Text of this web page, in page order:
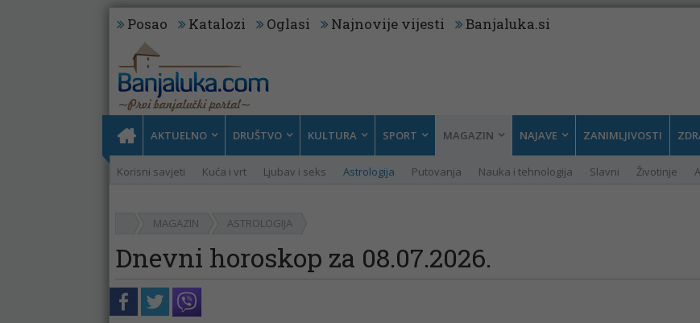
Posao Katalozi Oglasi Najnovije vijesti Banjaluka.si
AKTUELNO DRUŠTVO KULTURA SPORT MAGAZIN
Korisni savjeti Kuća i vrt Ljubav i seks Astrologija Putovanja Nauka i tehnologija Slavni Životinje
NAJAVE ZANIMLJIVOSTI
MAGAZIN ASTROLOGIJA
Dnevni horoskop za 08.07.2026.